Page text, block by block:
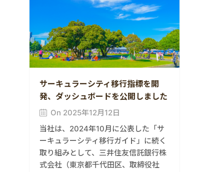
サーキュラーシティ移行指標を開
発、ダッシュボードを公開しました
On 2025年12月12日
当社は、2024年10月に公表した「サ
ーキュラーシティ移行ガイド」に続く
取り組みとして、三井住友信託銀行株
式会社（東京都千代田区、取締役社